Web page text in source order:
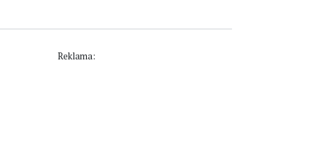
Reklama: